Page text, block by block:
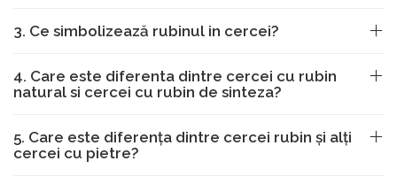
3. Ce simbolizează rubinul in cercei?
4. Care este diferenta dintre cercei cu rubin
natural si cercei cu rubin de sinteza?
5. Care este diferența dintre cercei rubin și alți
cercei cu pietre?